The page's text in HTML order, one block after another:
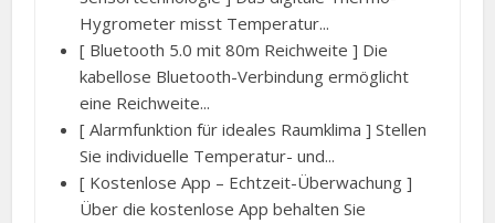
Hygrometer misst Temperatur...
[ Bluetooth 5.0 mit 80m Reichweite ] Die
kabellose Bluetooth-Verbindung ermöglicht
eine Reichweite...
[ Alarmfunktion für ideales Raumklima ] Stellen
Sie individuelle Temperatur- und...
[ Kostenlose App – Echtzeit-Überwachung ]
Über die kostenlose App behalten Sie